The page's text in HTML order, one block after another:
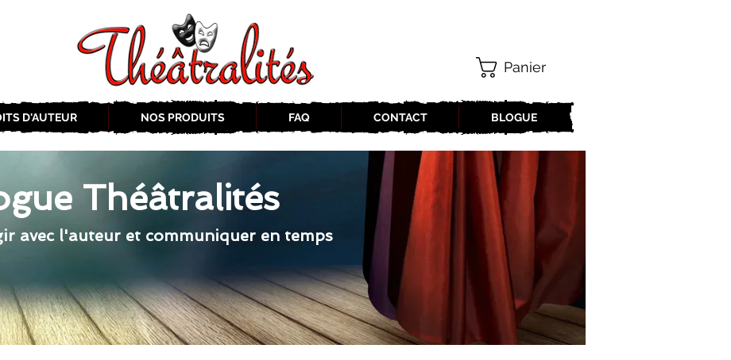
D'AUTEUR NOS PRODUITS FAQ CONTACT BLOGUE
Panier
Théâtralités
avec l'auteur et communiquer en temps